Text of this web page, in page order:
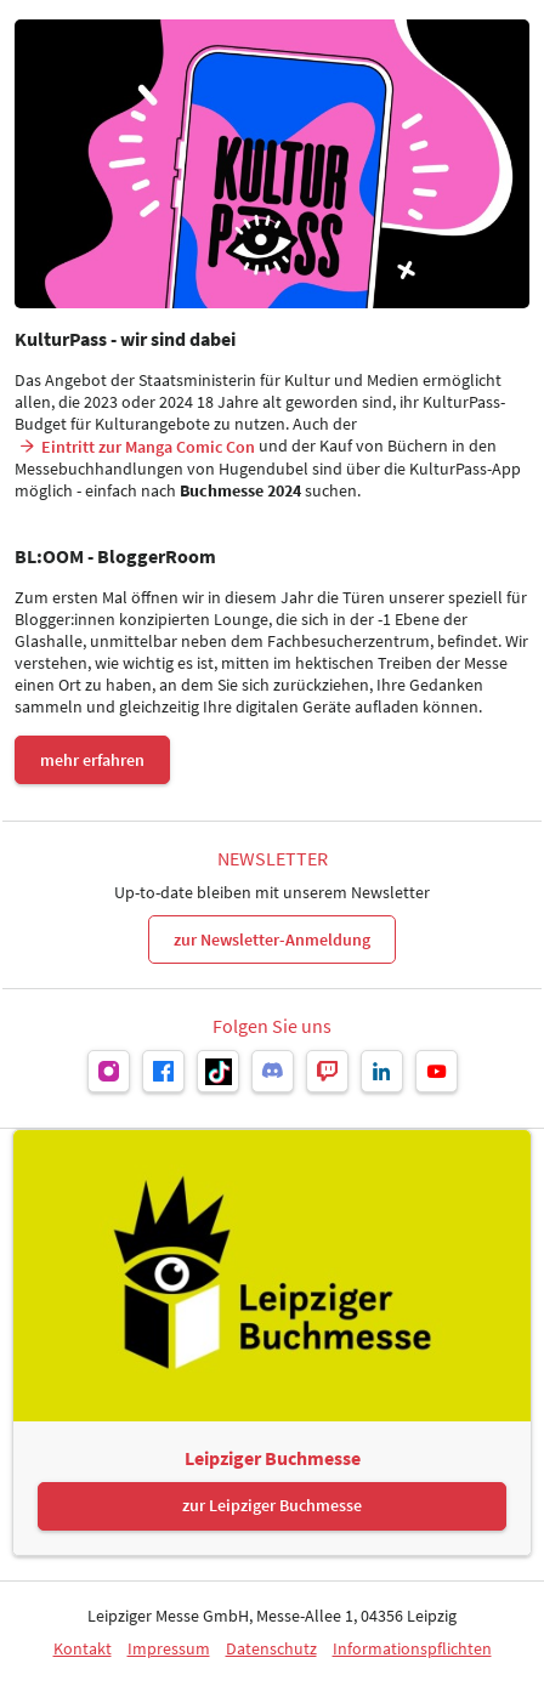
KulturPass - wir sind dabei
Das Angebot der Staatsministerin für Kultur und Medien ermöglicht
allen, die 2023 oder 2024 18 Jahre alt geworden sind, ihr KulturPass-
Budget für Kulturangebote zu nutzen. Auch der
Eintritt zur Manga Comic Con und der Kauf von Büchern in den
Messebuchhandlungen von Hugendubel sind über die KulturPass-App
möglich - einfach nach Buchmesse 2024suchen.
BL:OOM - BloggerRoom
Zum ersten Mal öffnen wir in diesem Jahr die Türen unserer speziell für
Blogger:innen konzipierten Lounge, die sich in der -1 Ebene der
Glashalle, unmittelbar neben dem Fachbesucherzentrum, befindet. Wir
verstehen, wie wichtig es ist, mitten im hektischen Treiben der Messe
einen Ort zu haben, an dem Sie sich zurückziehen, Ihre Gedanken
sammeln und gleichzeitig Ihre digitalen Geräte aufladen können.
mehr erfahren
NEWSLETTER
Up-to-date bleiben mit unserem Newsletter
zur Newsletter-Anmeldung
Folgen Sie uns
Leipziger Buchmesse
zur Leipziger Buchmesse
Leipziger Messe GmbH, Messe-Allee 1, 04356 Leipzig
Kontakt
Impressum Datenschutz Informationspflichten